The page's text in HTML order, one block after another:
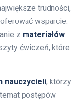
trudności,
wsparcie.
z materiałów
ćwiczeń, które
nauczycieli, którzy
postępów